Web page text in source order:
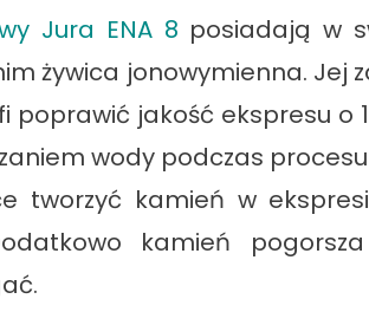
Jura ENA 8 posiadają w
żywica jonowymienna. Jej
jakość ekspresu o
wody podczas
tworzyć kamień w
kamień